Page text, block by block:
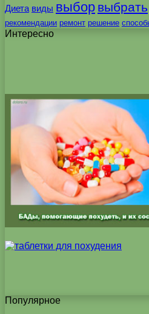
Диета виды выбор выбрать
рекомендации ремонт решение
Интересно
Популярное